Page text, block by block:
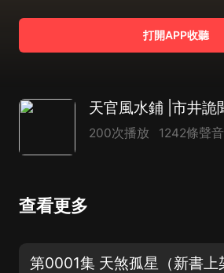
打開APP收聽
200次播放 1242條聲音
查看更多